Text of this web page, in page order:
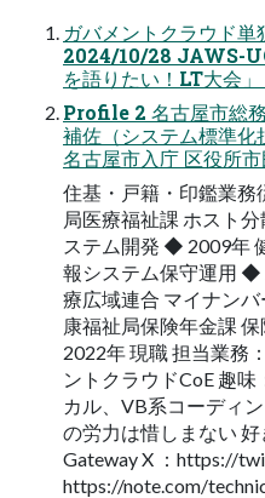
ガバメントクラウド
2024/10/28 JAWS-
を語りたい！LT大会」
Profile 2 名古屋市総
補佐（システム標準
名古屋市入庁 区役所
住基・戸籍・印鑑業
局医療福祉課 ホスト
ステム開発 ◆ 2009年
報システム保守運用 ◆
療広域連合 マイナン
康福祉局保険年金課
2022年 現職 担当業務
ントクラウドCoE 趣
カル、VB系コーディ
の労力は惜しまない
Gateway X ：https://
https://note.com/